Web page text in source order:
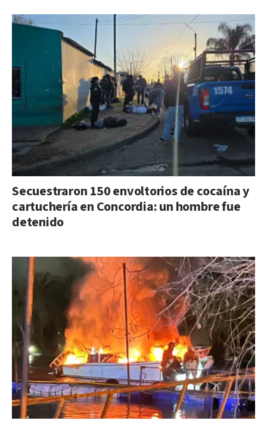
Secuestraron 150 envoltorios de cocaína y
cartuchería en Concordia: un hombre fue
detenido